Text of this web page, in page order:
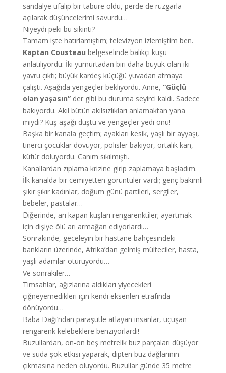
sandalye ufalıp bir tabure oldu, perde de rüzgarla
açılarak düşüncelerimi savurdu…
Niyeydi peki bu sıkıntı?
Tamam işte hatırlamıştım; televizyon izlemiştim ben.
Kaptan Cousteau belgeselinde balıkçı kuşu
anlatılıyordu: İki yumurtadan biri daha büyük olan iki
yavru çıktı; büyük kardeş küçüğü yuvadan atmaya
çalıştı. Aşağıda yengeçler bekliyordu. Anne, “Güçlü
olan yaşasın”der gibi bu duruma seyirci kaldı. Sadece
bakıyordu. Akıl bütün akılsızlıkları anlamaktan yana
mıydı? Kuş aşağı düştü ve yengeçler yedi onu!
Başka bir kanala geçtim; ayakları kesik, yaşlı bir ayyaşı,
tinerci çocuklar dövüyor, polisler bakıyor, ortalık kan,
küfür doluyordu. Canım sıkılmıştı.
Kanallardan zıplama krizine girip zaplamaya başladım.
İlk kanalda bir cemiyetten görüntüler vardı; genç bakımlı
şıkır şıkır kadınlar, doğum günü partileri, sergiler,
bebeler, pastalar…
Diğerinde, arı kapan kuşları rengarenktiler; ayartmak
için dişiye ölü arı armağan ediyorlardı…
Sonrakinde, geceleyin bir hastane bahçesindeki
bankların üzerinde, Afrika’dan gelmiş mülteciler, hasta,
yaşlı adamlar oturuyordu…
Ve sonrakiler…
Timsahlar, ağızlarına aldıkları yiyecekleri
çiğneyemedikleri için kendi eksenleri etrafında
dönüyordu…
Baba Dağı’ndan paraşütle atlayan insanlar, uçuşan
rengarenk kelebeklere benziyorlardı!
Buzullardan, on-on beş metrelik buz parçaları düşüyor
ve suda şok etkisi yaparak, dipten buz dağlarının
çıkmasına neden oluyordu. Buzullar günde 35 metre